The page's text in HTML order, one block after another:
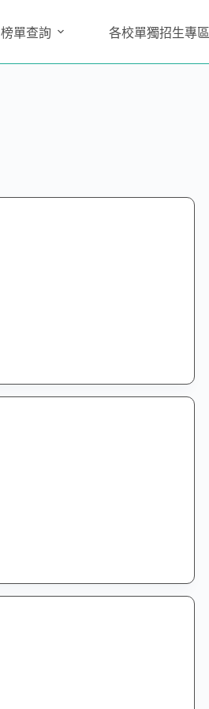
榜單查詢 各校單獨招生專區